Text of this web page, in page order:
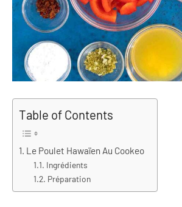
Table of Contents
Le Poulet Hawaïen Au Cookeo
Ingrédients
Préparation